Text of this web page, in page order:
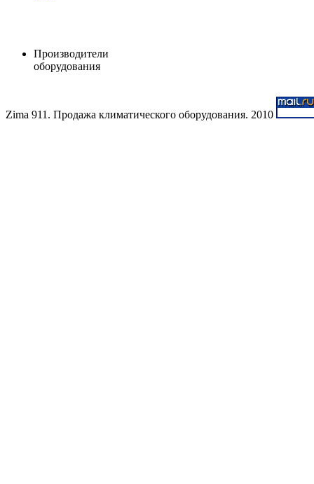
Производители
оборудования
Zima 911. Продажа климатического оборудования. 2010